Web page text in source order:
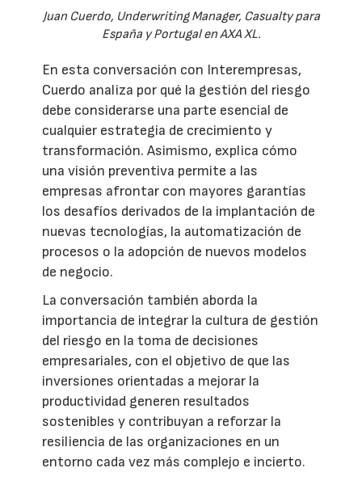
Juan Cuerdo, Underwriting Manager, Casualty para
España y Portugal en AXA XL.
En esta conversación con Interempresas,
Cuerdo analiza por qué la gestión del riesgo
debe considerarse una parte esencial de
cualquier estrategia de crecimiento y
transformación. Asimismo, explica cómo
una visión preventiva permite a las
empresas afrontar con mayores garantías
los desafíos derivados de la implantación de
nuevas tecnologías, la automatización de
procesos o la adopción de nuevos modelos
de negocio.
La conversación también aborda la
importancia de integrar la cultura de gestión
del riesgo en la toma de decisiones
empresariales, con el objetivo de que las
inversiones orientadas a mejorar la
productividad generen resultados
sostenibles y contribuyan a reforzar la
resiliencia de las organizaciones en un
entorno cada vez más complejo e incierto.